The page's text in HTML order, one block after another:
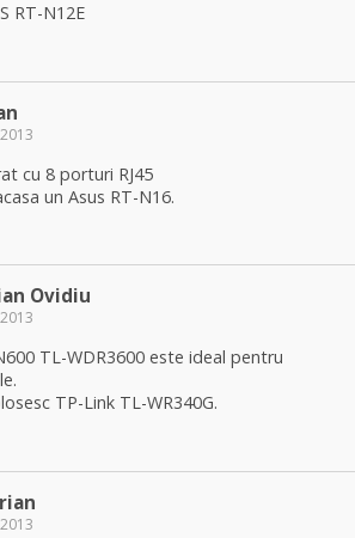
RT-N12E
cu 8 porturi RJ45
un Asus RT-N16.
Ovidiu
TL-WDR3600 este ideal pentru
TP-Link TL-WR340G.